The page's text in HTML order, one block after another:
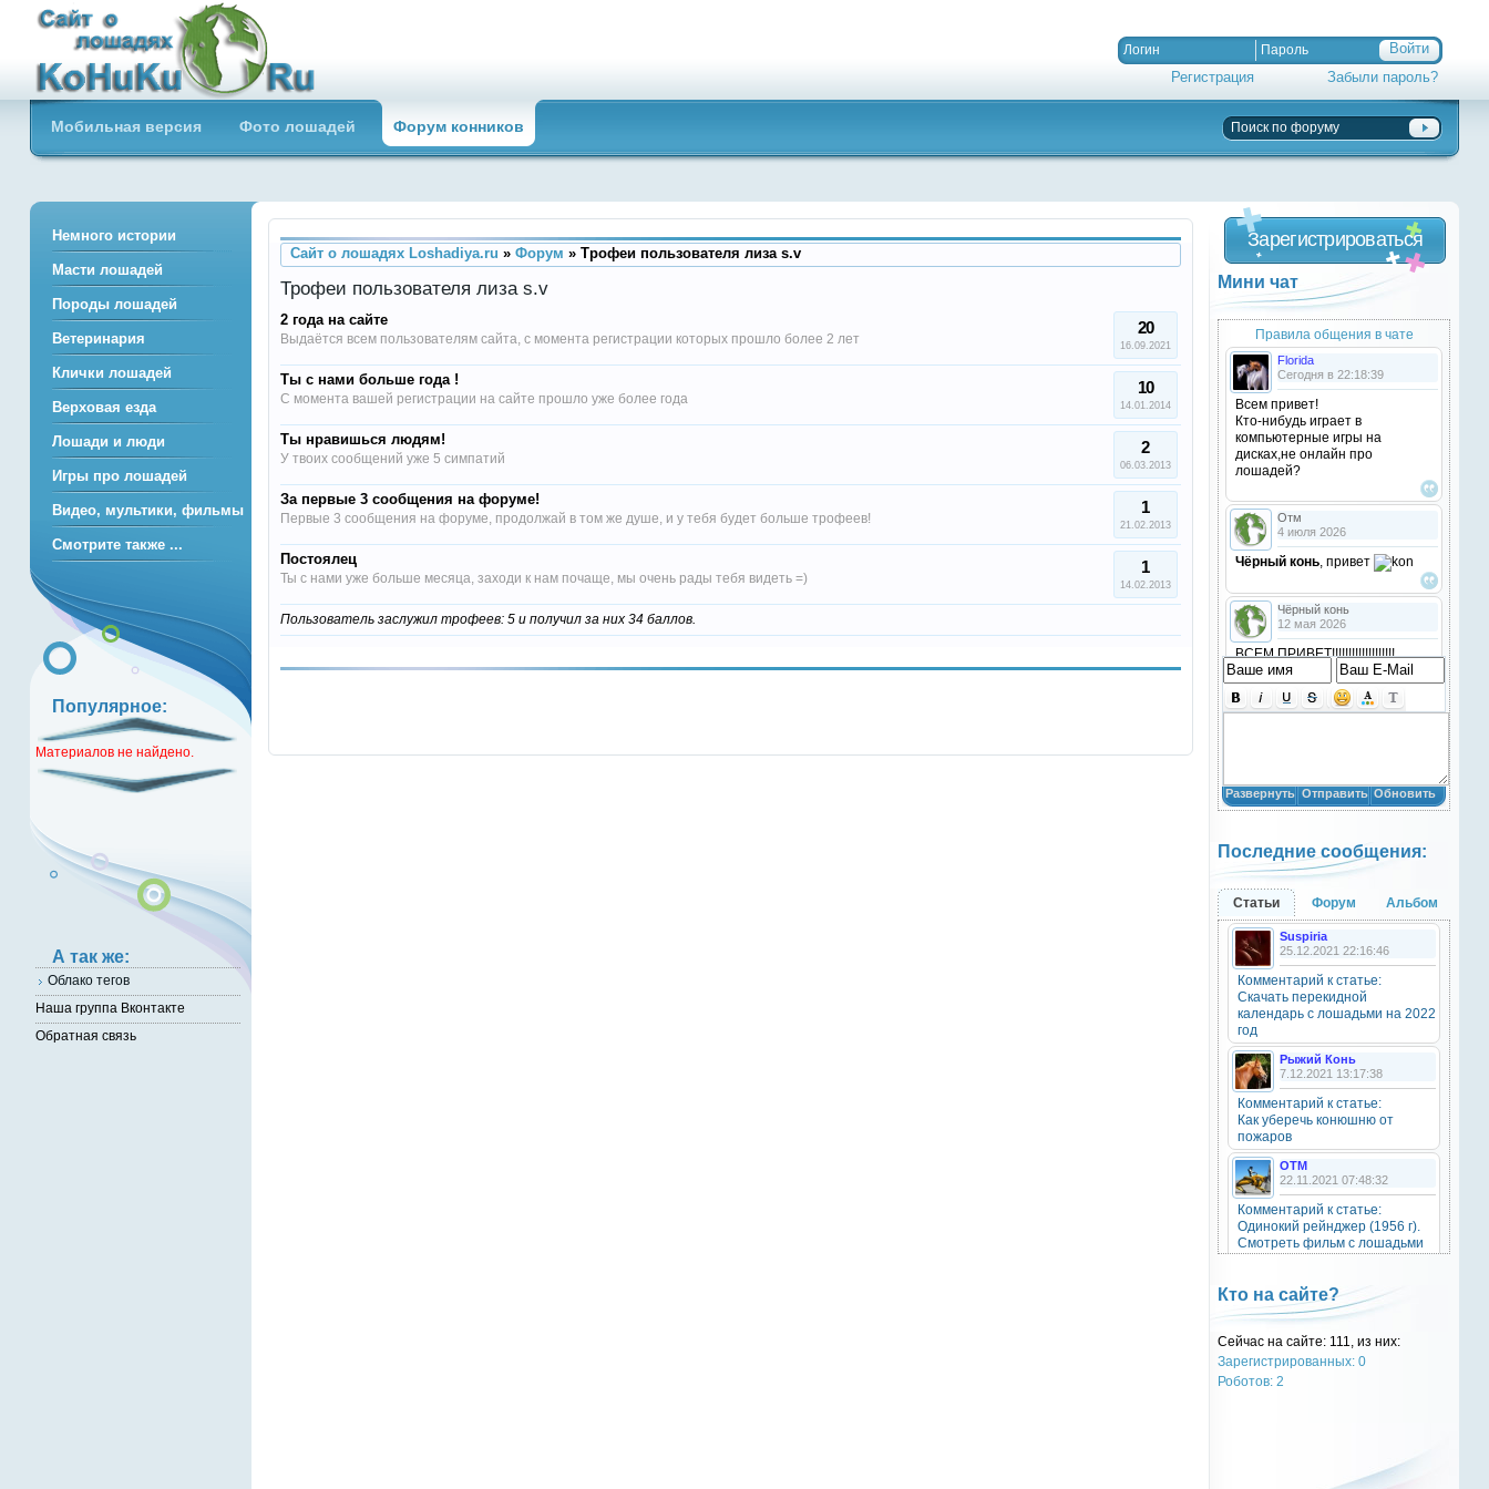
Сайт о лошадях loshadiya.ru
Приветствуем всех любителей
лошадей и конного спорта!
Регистрация Забыли пароль?
Мобильная версия Фото лошадей Форум конников
Сайт о лошадях Loshadiya.ru » Форум » Трофеи пользователя лиза s.v
Трофеи пользователя лиза s.v
2 года на сайте
Выдаётся всем пользователям сайта, с момента регистрации которых прошло более 2 лет
20
16.09.2021
Ты с нами больше года !
С момента вашей регистрации на сайте прошло уже более года
10
14.01.2014
Ты нравишься людям!
У твоих сообщений уже 5 симпатий
2
06.03.2013
За первые 3 сообщения на форуме!
Первые 3 сообщения на форуме, продолжай в том же душе, и у тебя будет больше трофеев!
1
21.02.2013
Постоялец
Ты с нами уже больше месяца, заходи к нам почаще, мы очень рады тебя видеть =)
1
14.02.2013
Пользователь заслужил трофеев: 5 и получил за них 34 баллов.
Зарегистрироваться
Мини чат
Правила общения в чате
Florida
Сегодня в 22:18:39
Всем привет!
Кто-нибудь играет в
компьютерные игры на
дисках,не онлайн про
лошадей?
Отм
4 июля 2026
Чёрный конь, привет
Чёрный конь
12 мая 2026
ВСЕМ ПРИВЕТ!!!!!!!!!!!!!!!!!!!
!!!!
Анастасия18
Анастасия18
кто игры скачивал недавно?
Анастасия18
10 марта 2026
привет
Natali
20 октября 2025
OTM
6 сентября 2025
Grey-Rattto, привет бро
Grey-Rattto
2 сентября 2025
Все ещё в деле
Приветствую товарищи! Привет
OTM
17 ноября 2024
Развернуть Отправить Обновить
Последние сообщения:
Статьи Форум Альбом
Suspiria
25.12.2021 22:16:46
Комментарий к статье:
Скачать перекидной
календарь с лошадьми на 2022
год
Рыжий Конь
7.12.2021 13:17:38
Комментарий к статье:
Как уберечь конюшню от
пожаров
OTM
22.11.2021 07:48:32
Комментарий к статье:
Одинокий рейнджер (1956 г).
Смотреть фильм с лошадьми
Natali
28.09.2021 15:30:39
Комментарий к статье:
Тест «Масти и отметины»
OTM
20.05.2016 13:10:31
Кто на сайте?
Сейчас на сайте: 111, из них:
Зарегистрированных: 0
Роботов: 2
Немного истории
Масти лошадей
Породы лошадей
Ветеринария
Клички лошадей
Верховая езда
Лошади и люди
Игры про лошадей
Видео, мультики, фильмы
Смотрите также ...
Популярное:
Материалов не найдено.
А так же:
Облако тегов
Наша группа Вконтакте
Обратная связь